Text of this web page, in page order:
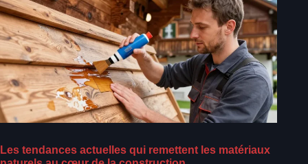
Les tendances actuelles qui remettent les matériaux